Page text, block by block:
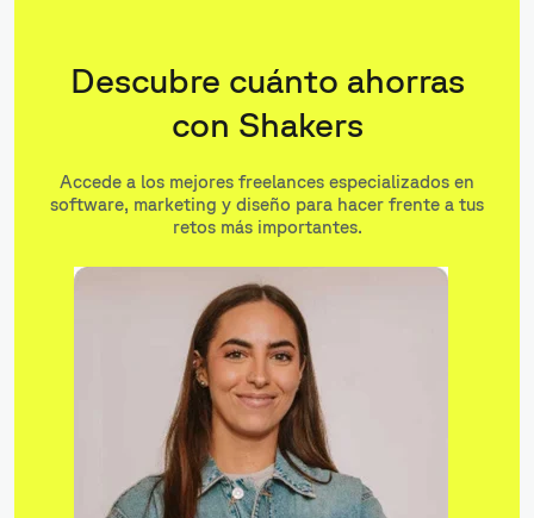
Descubre cuánto ahorras
con Shakers
Accede a los mejores freelances especializados en
software, marketing y diseño para hacer frente a tus
retos más importantes.